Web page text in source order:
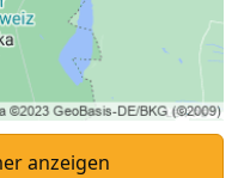
anzeigen